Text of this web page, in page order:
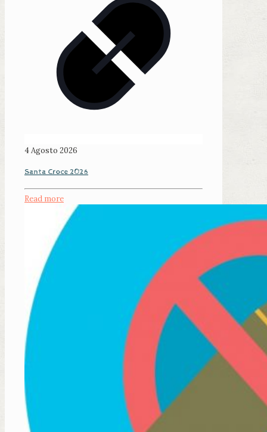
4 Agosto 2026
Santa Croce 2026
Read more